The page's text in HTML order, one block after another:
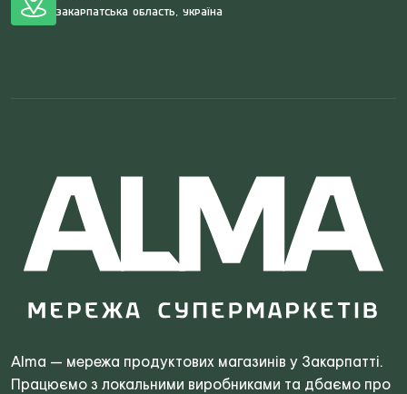
Закарпатська область, Україна
Alma — мережа продуктових магазинів у Закарпатті.
Працюємо з локальними виробниками та дбаємо про